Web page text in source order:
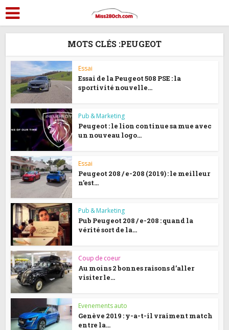
MOTS CLÉS :PEUGEOT
Essai
Essai de la Peugeot 508 PSE : la
sportivité nouvelle...
Pub & Marketing
Peugeot : le lion continue sa mue avec
un nouveau logo...
Essai
Peugeot 208 / e-208 (2019) : le meilleur
n’est...
Pub & Marketing
Pub Peugeot 208 / e-208 : quand la
vérité sort de la...
Coup de coeur
Au moins 2 bonnes raisons d’aller
visiter le...
Evenements auto
Genève 2019 : y-a-t-il vraiment match
entre la...